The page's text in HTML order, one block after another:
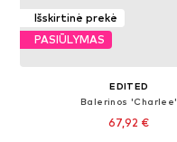
Išskirtinė prekė
PASIŪLYMAS
EDITED
Balerinos 'Charlee'
67,92 €